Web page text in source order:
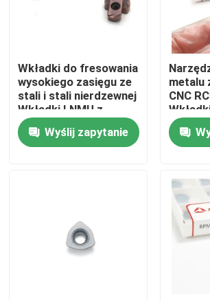
Wycieczka po fabryce
Skontaktuj się z nami
Aktualności
Płytka frezarska z węglików
Płytka tokarska z węglików
Wkładki do fresowania
wysokiego zasięgu ze
stali i stali nierdzewnej
Wkładki LNMU z
powłoką PVD/CVD
Wyślij zapytanie
metalu
CNC